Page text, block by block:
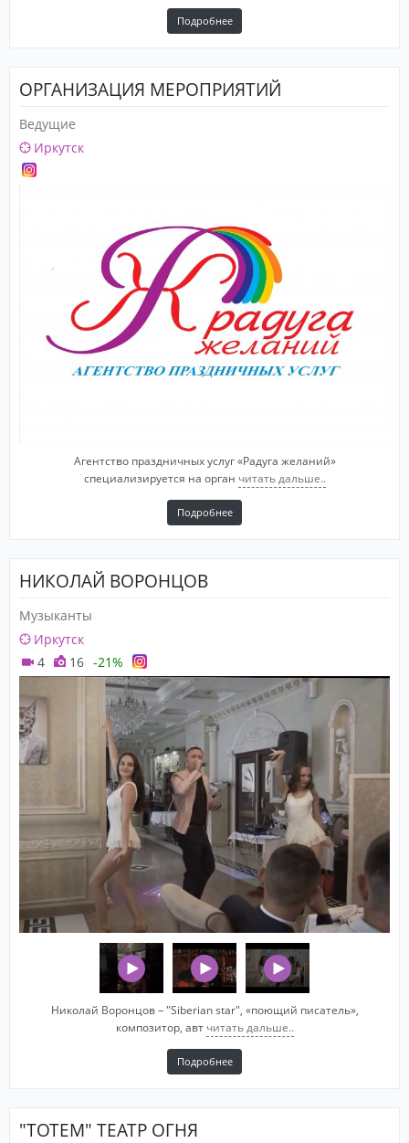
Подробнее
ОРГАНИЗАЦИЯ МЕРОПРИЯТИЙ
Ведущие
Иркутск
Агентство праздничных услуг «Радуга желаний»
специализируется на орган читать дальше..
Подробнее
НИКОЛАЙ ВОРОНЦОВ
Музыканты
Иркутск
4
16 -21%
Николай Воронцов – "Siberian star", «поющий писатель»,
композитор, авт читать дальше..
Подробнее
"ТОТЕМ" ТЕАТР ОГНЯ